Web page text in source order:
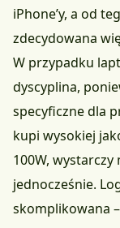
iPhone’y, a od
zdecydowana
W przypadku
dyscyplina,
specyficzne dla
kupi wysokiej
100W,
jednocześnie.
skomplikowana